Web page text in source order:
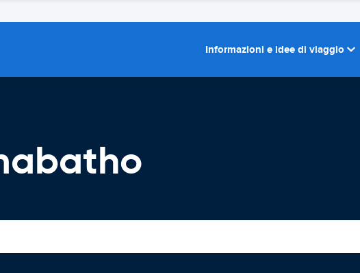
Informazioni e idee di viaggio